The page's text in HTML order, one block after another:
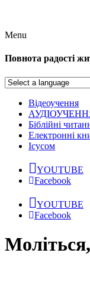
Menu
Повнота радості
Відеоучення
Біблійні
Електронні
Ісусом
YOUTUBE
Facebook
YOUTUBE
Facebook